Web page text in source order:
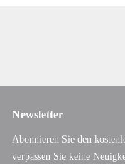
Newsletter
Abonnieren Sie den
verpassen Sie keine